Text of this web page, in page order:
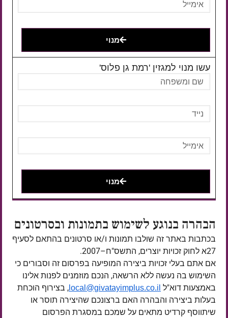
מנוי
עשו מנוי למגזין 'רמת גן פלוס'
מנוי
הבהרה בנוגע לשימוש בתמונות ובסרטונים
בכתבות באתר זה שולבו תמונות ו/או סרטונים בהתאם לסעיף
27א לחוק זכויות יוצרים, התשס"ח–2007.
אם אתם בעלי זכויות ביצירה המופיעה בפרסום זה וסבורים כי
השימוש בה נעשה ללא הרשאה, הנכם מוזמנים לפנות אלינו
באמצעות דוא"ל local@givatayimplus.co.il , בצירוף הוכחת
בעלות ביצירה והבהרה האם ברצונכם שהיצירה תוסר או
שיתווסף קרדיט מתאים על שמכם במסגרת הפרסום